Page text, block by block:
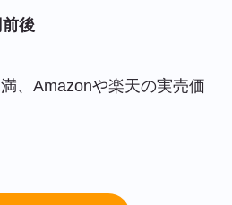
後
、Amazonや楽天の実売価